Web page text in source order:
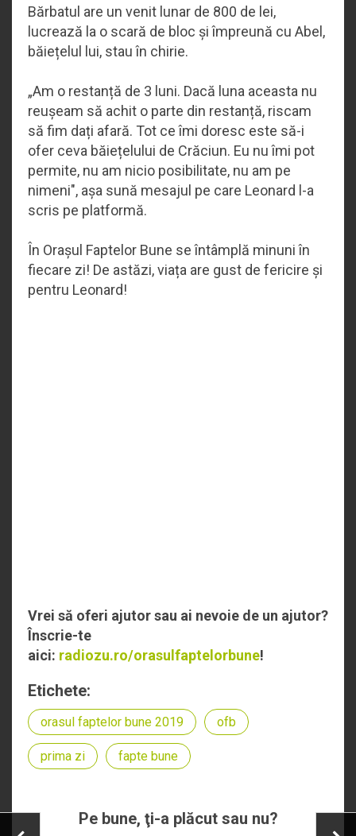
Bărbatul are un venit lunar de 800 de lei,
lucrează la o scară de bloc și împreună cu Abel,
băiețelul lui, stau în chirie.
„Am o restanță de 3 luni. Dacă luna aceasta nu
reușeam să achit o parte din restanță, riscam
să fim dați afară. Tot ce îmi doresc este să-i
ofer ceva băiețelului de Crăciun. Eu nu îmi pot
permite, nu am nicio posibilitate, nu am pe
nimeni", așa sună mesajul pe care Leonard l-a
scris pe platformă.
În Orașul Faptelor Bune se întâmplă minuni în
fiecare zi! De astăzi, viața are gust de fericire și
pentru Leonard!
Vrei să oferi ajutor sau ai nevoie de un ajutor?
Înscrie-te
aici: radiozu.ro/orasulfaptelorbune!
Etichete:
orasul faptelor bune 2019 ofb
prima zi fapte bune
Pe bune, ţi-a plăcut sau nu?